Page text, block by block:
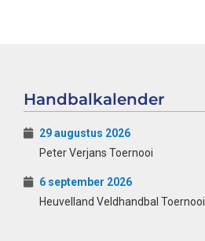
Handbalkalender
29 augustus 2026
Peter Verjans Toernooi
6 september 2026
Heuvelland Veldhandbal Toernooi